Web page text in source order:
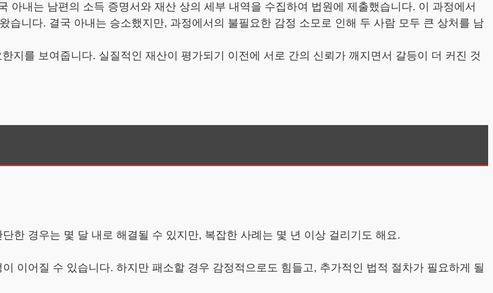
아내는 남편의 소득 증명서와 재산 상의 세부 내역을 수집하여 법원에 제출했습니다. 이 과정에서
습니다. 결국 아내는 승소했지만, 과정에서의 불필요한 감정 소모로 인해 두 사람 모두 큰 상처를 남
지를 보여줍니다. 실질적인 재산이 평가되기 이전에 서로 간의 신뢰가 깨지면서 갈등이 더 커진 것
한 경우는 몇 달 내로 해결될 수 있지만, 복잡한 사례는 몇 년 이상 걸리기도 해요.
이어질 수 있습니다. 하지만 패소할 경우 감정적으로도 힘들고, 추가적인 법적 절차가 필요하게 될